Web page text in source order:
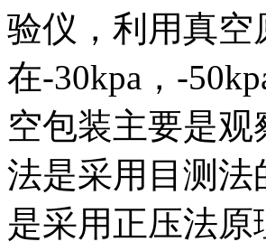
验仪，利用真
在-30kpa，-
空包装主要是
法是采用目测
是采用正压法